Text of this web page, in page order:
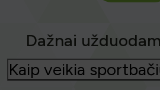
Dažnai
Kaip veikia